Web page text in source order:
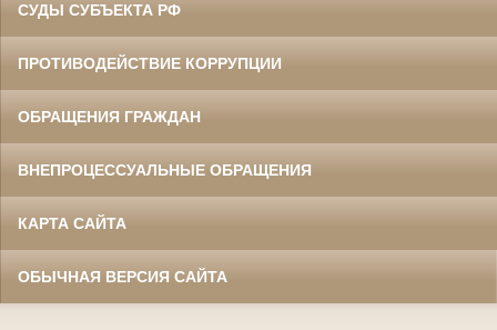
СУДЫ СУБЪЕКТА РФ
ПРОТИВОДЕЙСТВИЕ КОРРУПЦИИ
ОБРАЩЕНИЯ ГРАЖДАН
ВНЕПРОЦЕССУАЛЬНЫЕ ОБРАЩЕНИЯ
КАРТА САЙТА
ОБЫЧНАЯ ВЕРСИЯ САЙТА